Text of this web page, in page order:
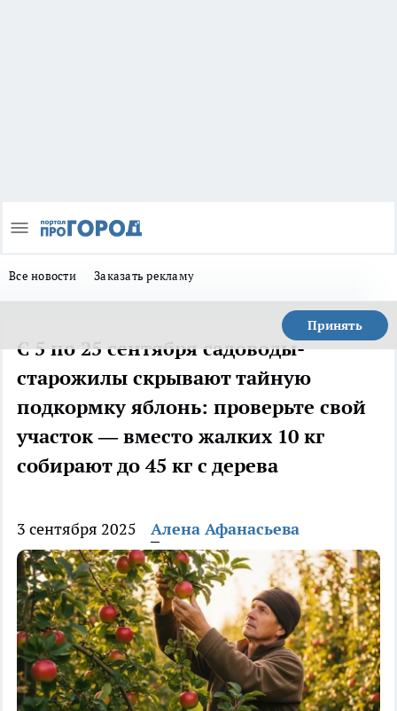
Все новости Заказать рекламу
Принять
С 5 по 25 сентября садоводы-
старожилы скрывают тайную
подкормку яблонь: проверьте свой
участок — вместо жалких 10 кг
собирают до 45 кг с дерева
3 сентября 2025 Алена Афанасьева